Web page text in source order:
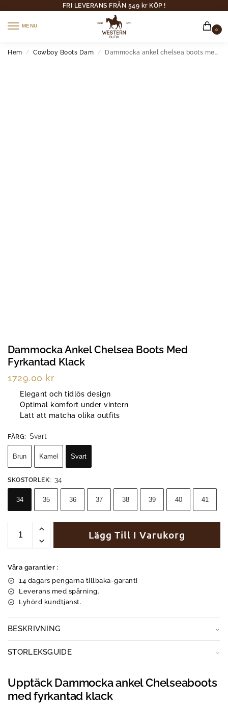
FRI LEVERANS FRÅN 549 kr KÖP !
MENU
0
Hem / Cowboy Boots Dam / Dammocka ankel chelsea boots med fyrkantad klack
Dammocka Ankel Chelsea Boots Med
Fyrkantad Klack
1729.00 kr
Elegant och tidlös design
Optimal komfort under vintern
Lätt att matcha olika outfits
FÄRG: Svart
Brun Kamel Svart
SKOSTORLEK: 34
34 35 36 37 38 39 40 41
Lägg Till I Varukorg
Våra garantier :
14 dagars pengarna tillbaka-garanti
Leverans med spårning.
Lyhörd kundtjänst.
BESKRIVNING
STORLEKSGUIDE
Upptäck Dammocka ankel Chelseaboots
med fyrkantad klack